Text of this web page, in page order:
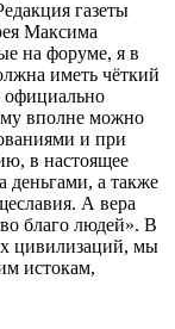
газеты
Максима
на форуме, я в
иметь чёткий
официально
вполне можно
и при
в настоящее
деньгами, а также
А вера
благо людей». В
цивилизаций, мы
истокам,